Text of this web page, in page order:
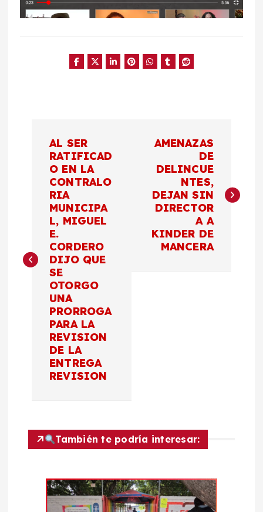
g
a
e
AL SER
RATIFICAD
O EN LA
CONTRALO
RIA
MUNICIPA
L, MIGUEL
E.
CORDERO
DIJO QUE
SE
OTORGO
UNA
PRORROGA
PARA LA
REVISION
DE LA
ENTREGA
REVISION
AMENAZAS
DE
DELINCUE
NTES,
DEJAN SIN
DIRECTOR
A A
KINDER DE
MANCERA
También te podría interesar: